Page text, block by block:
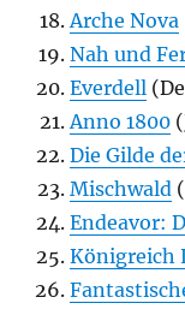
Arche Nova
Nah und
Everdell
Anno 1800
Die Gilde
Mischwald
Endeavor:
Königreich